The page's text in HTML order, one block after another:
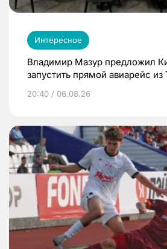
Интересное
Владимир Мазур предложил
запустить прямой авиарейс
20:40 / 06.08.26